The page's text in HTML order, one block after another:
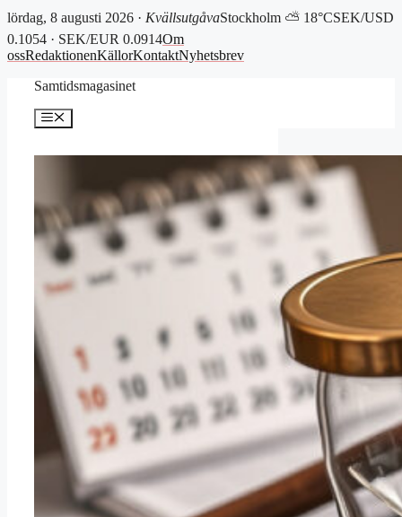
lördag, 8 augusti 2026 · KvällsutgåvaStockholm ⛅ 18°CSEK/USD
0.1054 · SEK/EUR 0.0914Om
ossRedaktionenKällorKontaktNyhetsbrev
Samtidsmagasinet
Meny